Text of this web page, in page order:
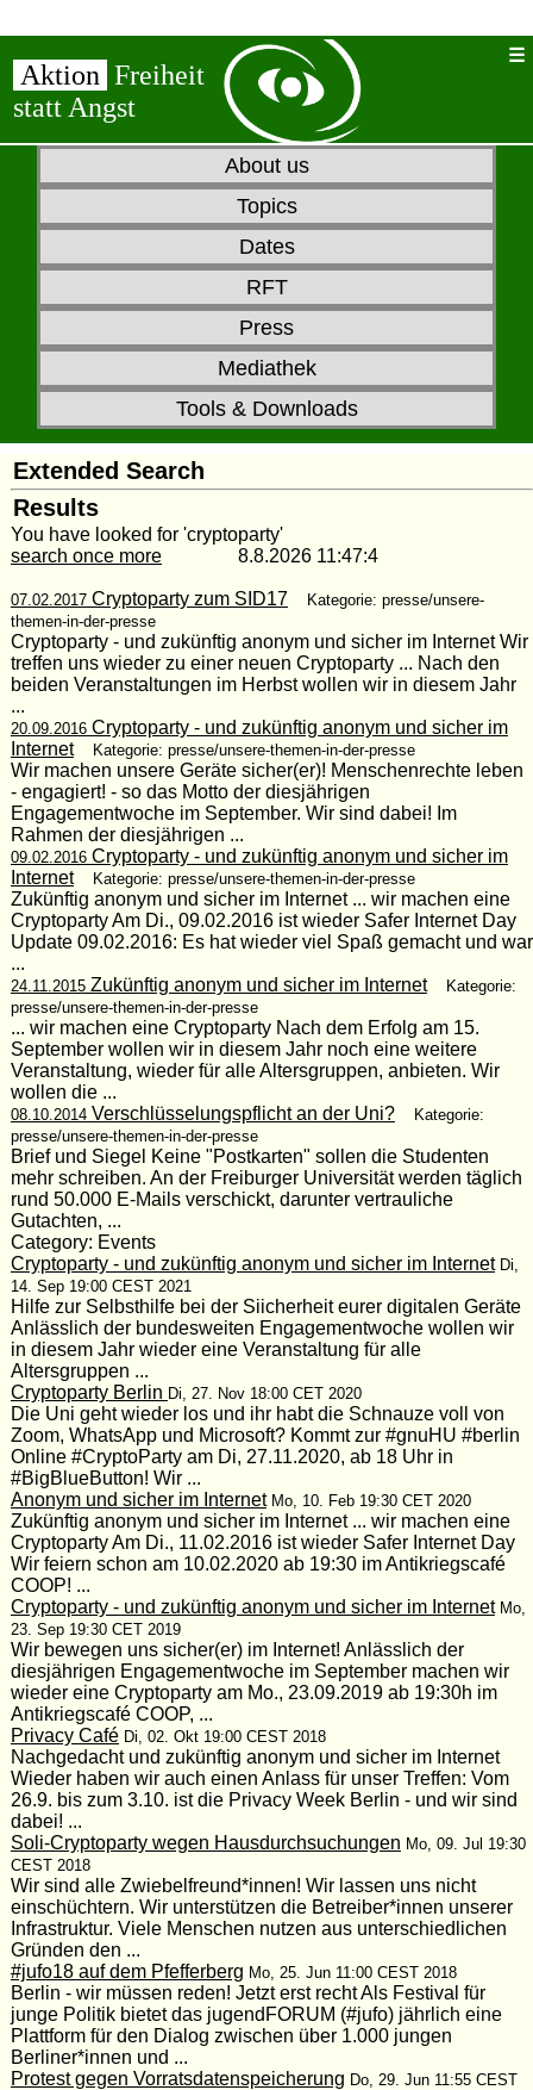
Aktion Freiheit
statt Angst
About us
Topics
Dates
RFT
Press
Mediathek
Tools & Downloads
Extended Search
Results
You have looked for 'cryptoparty'
search once more8.8.2026 11:47:4
07.02.2017Cryptoparty zum SID17
Kategorie: presse/unsere-
themen-in-der-presse
Cryptoparty - und zukünftig anonym und sicher im Internet Wir
treffen uns wieder zu einer neuen Cryptoparty ... Nach den
beiden Veranstaltungen im Herbst wollen wir in diesem Jahr
...
20.09.2016Cryptoparty - und zukünftig anonym und sicher im
Internet
Kategorie: presse/unsere-themen-in-der-presse
Wir machen unsere Geräte sicher(er)! Menschenrechte leben
- engagiert! - so das Motto der diesjährigen
Engagementwoche im September. Wir sind dabei! Im
Rahmen der diesjährigen ...
09.02.2016Cryptoparty - und zukünftig anonym und sicher im
Internet
Kategorie: presse/unsere-themen-in-der-presse
Zukünftig anonym und sicher im Internet ... wir machen eine
Cryptoparty Am Di., 09.02.2016 ist wieder Safer Internet Day
Update 09.02.2016: Es hat wieder viel Spaß gemacht und war
...
24.11.2015Zukünftig anonym und sicher im Internet
Kategorie:
presse/unsere-themen-in-der-presse
... wir machen eine Cryptoparty Nach dem Erfolg am 15.
September wollen wir in diesem Jahr noch eine weitere
Veranstaltung, wieder für alle Altersgruppen, anbieten. Wir
wollen die ...
08.10.2014Verschlüsselungspflicht an der Uni?
Kategorie:
presse/unsere-themen-in-der-presse
Brief und Siegel Keine "Postkarten" sollen die Studenten
mehr schreiben. An der Freiburger Universität werden täglich
rund 50.000 E-Mails verschickt, darunter vertrauliche
Gutachten, ...
Category: Events
Cryptoparty - und zukünftig anonym und sicher im Internet Di,
14. Sep 19:00 CEST 2021
Hilfe zur Selbsthilfe bei der Siicherheit eurer digitalen Geräte
Anlässlich der bundesweiten Engagementwoche wollen wir
in diesem Jahr wieder eine Veranstaltung für alle
Altersgruppen ...
Cryptoparty Berlin Di, 27. Nov 18:00 CET 2020
Die Uni geht wieder los und ihr habt die Schnauze voll von
Zoom, WhatsApp und Microsoft? Kommt zur #gnuHU #berlin
Online #CryptoParty am Di, 27.11.2020, ab 18 Uhr in
#BigBlueButton! Wir ...
Anonym und sicher im Internet Mo, 10. Feb 19:30 CET 2020
Zukünftig anonym und sicher im Internet ... wir machen eine
Cryptoparty Am Di., 11.02.2016 ist wieder Safer Internet Day
Wir feiern schon am 10.02.2020 ab 19:30 im Antikriegscafé
COOP! ...
Cryptoparty - und zukünftig anonym und sicher im Internet Mo,
23. Sep 19:30 CET 2019
Wir bewegen uns sicher(er) im Internet! Anlässlich der
diesjährigen Engagementwoche im September machen wir
wieder eine Cryptoparty am Mo., 23.09.2019 ab 19:30h im
Antikriegscafé COOP, ...
Privacy Café Di, 02. Okt 19:00 CEST 2018
Nachgedacht und zukünftig anonym und sicher im Internet
Wieder haben wir auch einen Anlass für unser Treffen: Vom
26.9. bis zum 3.10. ist die Privacy Week Berlin - und wir sind
dabei! ...
Soli-Cryptoparty wegen Hausdurchsuchungen Mo, 09. Jul 19:30
CEST 2018
Wir sind alle Zwiebelfreund*innen! Wir lassen uns nicht
einschüchtern. Wir unterstützen die Betreiber*innen unserer
Infrastruktur. Viele Menschen nutzen aus unterschiedlichen
Gründen den ...
#jufo18 auf dem Pfefferberg Mo, 25. Jun 11:00 CEST 2018
Berlin - wir müssen reden! Jetzt erst recht Als Festival für
junge Politik bietet das jugendFORUM (#jufo) jährlich eine
Plattform für den Dialog zwischen über 1.000 jungen
Berliner*innen und ...
Protest gegen Vorratsdatenspeicherung Do, 29. Jun 11:55 CEST